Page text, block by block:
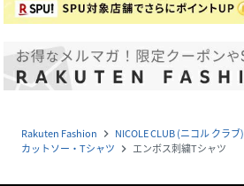
Rakuten Fashion navigate_next NICOLE CLUB (ニコル クラブ)
カットソー・Tシャツ navigate_next エンボス刺繍Tシャツ